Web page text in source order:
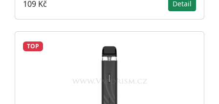
109 Kč Detail
TOP